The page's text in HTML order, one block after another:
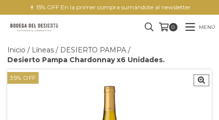
🍷 15% OFF En la primer compra sumándote al newsletter
0 MENÚ
Inicio / Líneas / DESIERTO PAMPA /
Desierto Pampa Chardonnay x6 Unidades.
35% OFF